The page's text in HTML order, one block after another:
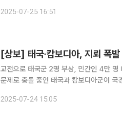
로 전날 첫 교전이 벌어졌던 캄보디아 북서
2025-07-25 16:51
교전으로 태국군 2명 부상, 민간인 4만 명 대
문제로 충돌 중인 태국과 캄보디아군이 국
룸버그통신과 ABC방송 등에 따르면 태국
2025-07-24 15:05